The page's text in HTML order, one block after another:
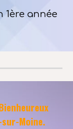
1ère année
Moine.